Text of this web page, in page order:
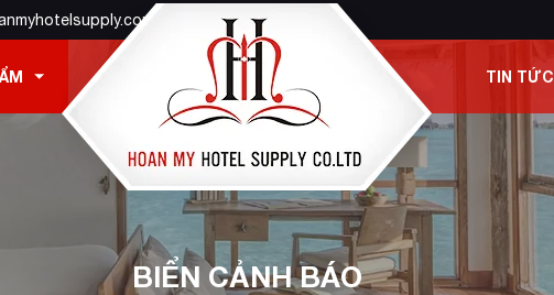
TIN TỨC
BIỂN CẢNH BÁO